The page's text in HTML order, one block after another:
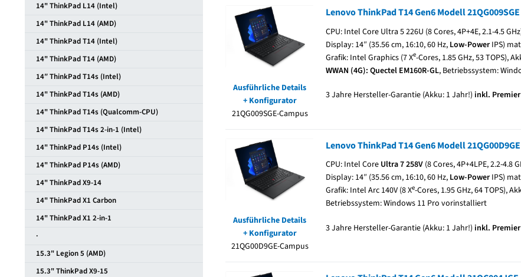
Ausführliche Details
+ Konfigurator
21QG009SGE-Campus
Lenovo ThinkPad T14 Gen6 Modell 21QG009SGE
CPU: Intel Core Ultra 5 226U (8 Cores, 4P+4E, 2.1-4.5
Display: 14″ (35.56 cm, 16:10, 60 Hz, Low-PowerIPS)
Grafik: Intel Graphics (7 Xe-Cores, 1.85 GHz, 53 TOPS),
WWAN (4G): Quectel EM160R-GL, Betriebssystem:
3 Jahre Hersteller-Garantie (Akku: 1 Jahr!) inkl.
Ausführliche Details
+ Konfigurator
21QG00D9GE-Campus
Lenovo ThinkPad T14 Gen6 Modell 21QG00D9GE
CPU: Intel Core Ultra 7258V (8 Cores, 4P+4LPE, 2.2-4.8
Display: 14″ (35.56 cm, 16:10, 60 Hz, Low-PowerIPS)
Grafik: Intel Arc 140V (8 Xe-Cores, 1.95 GHz, 64 TOPS),
Betriebssystem: Windows 11 Pro vorinstalliert
3 Jahre Hersteller-Garantie (Akku: 1 Jahr!) inkl.
14" ThinkPad L14 (Intel)
14" ThinkPad L14 (AMD)
14" ThinkPad T14 (Intel)
14" ThinkPad T14 (AMD)
14″ ThinkPad T14s (Intel)
14" ThinkPad T14s (AMD)
14" ThinkPad T14s (Qualcomm-CPU)
14" ThinkPad T14s 2-in-1 (Intel)
14" ThinkPad P14s (Intel)
14" ThinkPad P14s (AMD)
14" ThinkPad X9-14
14" ThinkPad X1 Carbon
14" ThinkPad X1 2-in-1
·
15.3" Legion 5 (AMD)
15.3" ThinkPad X9-15